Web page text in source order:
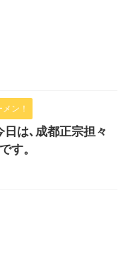
ン！
は､成都正宗担々
す。